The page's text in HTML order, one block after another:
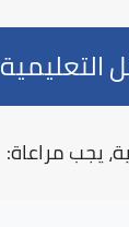
التعليمية
يجب مراعاة: